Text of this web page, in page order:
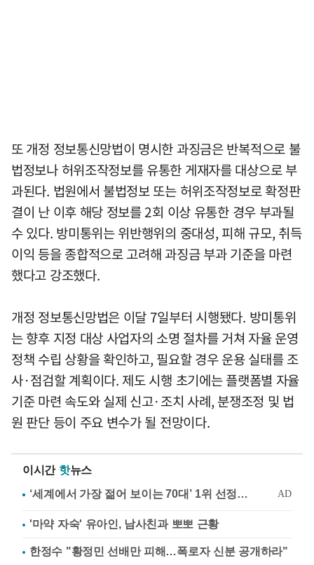
또 개정 정보통신망법이 명시한 과징금은 반복적으로 불
법정보나 허위조작정보를 유통한 게재자를 대상으로 부
과된다. 법원에서 불법정보 또는 허위조작정보로 확정판
결이 난 이후 해당 정보를 2회 이상 유통한 경우 부과될
수 있다. 방미통위는 위반행위의 중대성, 피해 규모, 취득
이익 등을 종합적으로 고려해 과징금 부과 기준을 마련
했다고 강조했다.
개정 정보통신망법은 이달 7일부터 시행됐다. 방미통위
는 향후 지정 대상 사업자의 소명 절차를 거쳐 자율 운영
정책 수립 상황을 확인하고, 필요할 경우 운용 실태를 조
사·점검할 계획이다. 제도 시행 초기에는 플랫폼별 자율
기준 마련 속도와 실제 신고·조치 사례, 분쟁조정 및 법
원 판단 등이 주요 변수가 될 전망이다.
이시간 핫뉴스
'마약 자숙' 유아인, 남사친과 뽀뽀 근황
한정수 "황정민 선배만 피해…폭로자 신분 공개하라"